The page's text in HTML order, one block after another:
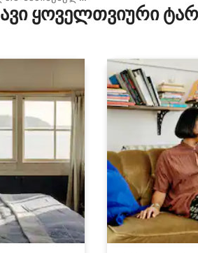
ყოველთვიური